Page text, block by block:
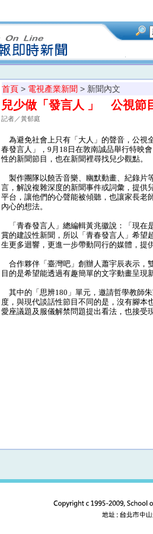
首頁 > 電視產業新聞 > 新聞內文
兒少做「發言人 」 公視節
記者／黃郁庭
為避免社會上只有「大人」的聲音，公視
春發言人」，9月18日在敦南誠品舉行特映
性的新聞節目，也在新聞裡尋找兒少觀點。
製作團隊以饒舌音樂、幽默動畫、紀錄片
言，解說複雜深度的新聞事件或詞彙，提供
平台，讓他們的心聲能被傾聽，也讓家長老
內心的想法。
「青春發言人」總編輯黃兆徽說：「現在
賞的建設性新聞，所以「青春發言人」希望
生更多迴響，更進一步帶動同行的媒體，提
合作夥伴「臺灣吧」創辦人蕭宇辰表示，
目的是希望能透過有趣簡單的文字動畫呈現
其中的「思辨180」單元，邀請哲學教師
度，與現代談話性節目不同的是，沒有腳本
愛座議題及服儀解禁問題提出看法，也接受